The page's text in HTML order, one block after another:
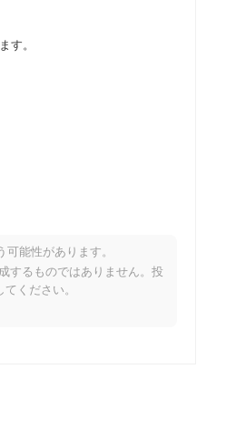
す。
ンスですか？
っています。これは、より広
能性があります。
するものではありません。投
ください。